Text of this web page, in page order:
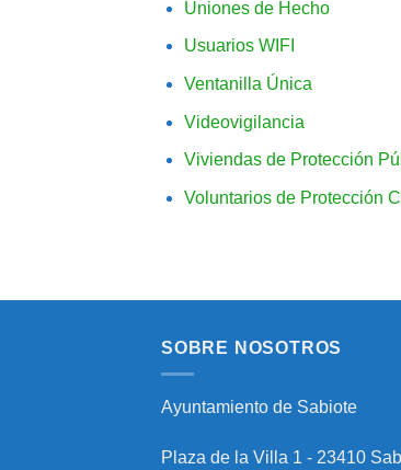
Uniones de Hecho
Usuarios WIFI
Ventanilla Única
Videovigilancia
Viviendas de Protección
Voluntarios de Protección
SOBRE NOSOTROS
Ayuntamiento de Sabiote
Plaza de la Villa 1 - 23410